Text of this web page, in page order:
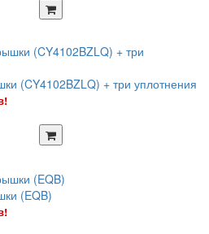
(CY4102BZLQ) + три уплотнения
(EQB)